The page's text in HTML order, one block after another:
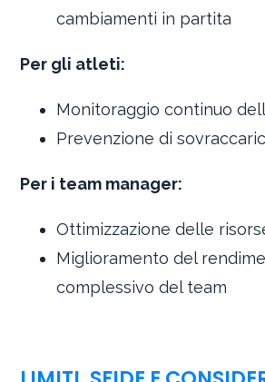
cambiamenti in partita
Per gli atleti:
Monitoraggio continuo
Prevenzione di
Per i team manager:
Ottimizzazione delle
Miglioramento del
complessivo del team